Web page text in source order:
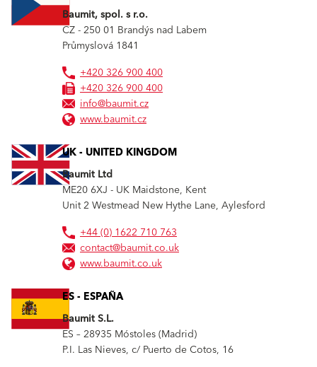
Baumit, spol. s r.o.
CZ - 250 01 Brandýs nad Labem
Průmyslová 1841
+420 326 900 400
+420 326 900 400
info@baumit.cz
www.baumit.cz
UK - UNITED KINGDOM
Baumit Ltd
ME20 6XJ - UK Maidstone, Kent
Unit 2 Westmead New Hythe Lane, Aylesford
+44 (0) 1622 710 763
contact@baumit.co.uk
www.baumit.co.uk
ES - ESPAÑA
Baumit S.L.
ES – 28935 Móstoles (Madrid)
P.I. Las Nieves, c/ Puerto de Cotos, 16